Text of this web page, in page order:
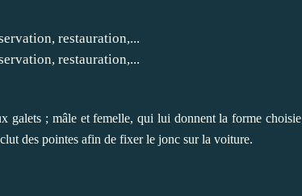
galets ; mâle et femelle, qui lui donnent la forme choisie
des pointes afin de fixer le jonc sur la voiture.